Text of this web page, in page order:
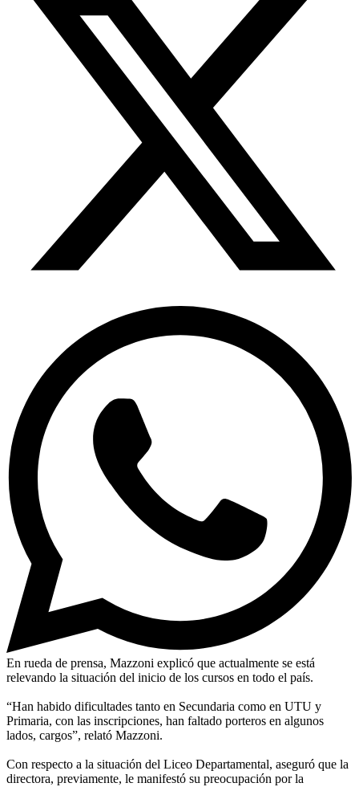
En rueda de prensa, Mazzoni explicó que actualmente se está
relevando la situación del inicio de los cursos en todo el país.
“Han habido dificultades tanto en Secundaria como en UTU y
Primaria, con las inscripciones, han faltado porteros en algunos
lados, cargos”, relató Mazzoni.
Con respecto a la situación del Liceo Departamental, aseguró que la
directora, previamente, le manifestó su preocupación por la